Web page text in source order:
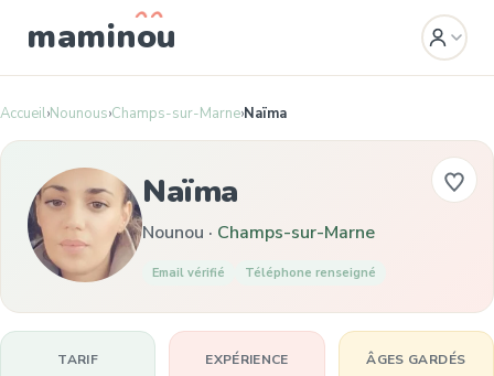
maminou
Accueil›Nounous›Champs-sur-Marne›Naïma
Naïma
Nounou · Champs-sur-Marne
Email vérifié Téléphone renseigné
TARIF EXPÉRIENCE ÂGES GARDÉS